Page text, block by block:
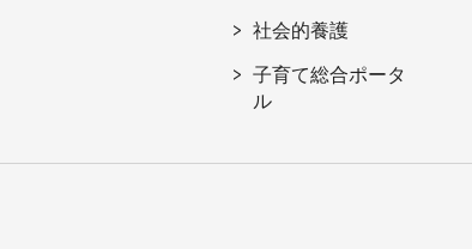
社会的養護
子育て総合ポータ
ル